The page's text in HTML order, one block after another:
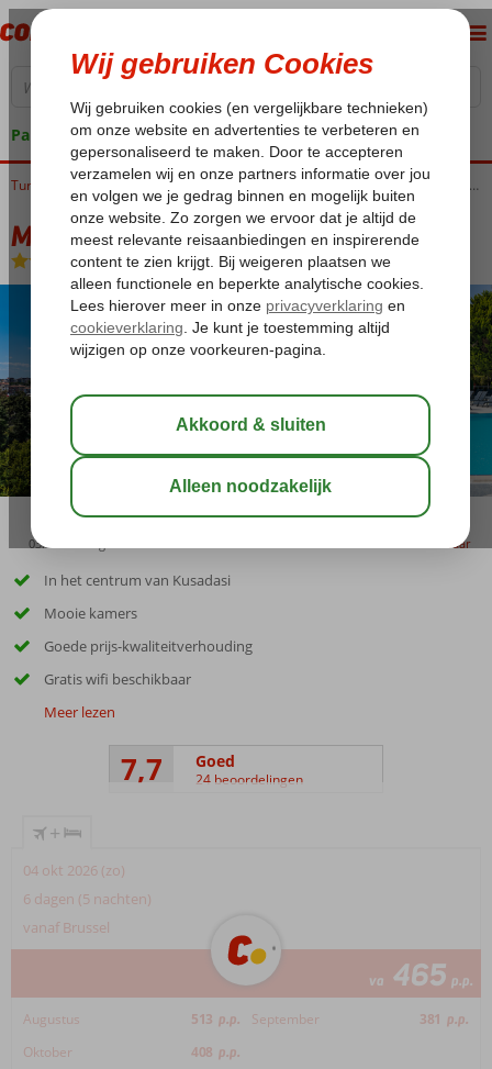
Pakketgarantie
Home Egeische kust Kusadasi Kusadasi-Centrum Marbel Hotel by Palm Wings
Marbel Hotel by Palm Wings
All Inclusive-Hotel
03:15 bewaar
In het centrum van Kusadasi
Mooie kamers
Goede prijs-kwaliteitverhouding
Gratis wifi beschikbaar
Meer lezen
7,7 Goed
24 beoordelingen
+
04 okt 2026 (zo)
6 dagen (5 nachten)
vanaf Brussel
va 465 p.p.
Augustus 513 p.p. September 381 p.p.
Oktober
408 p.p.